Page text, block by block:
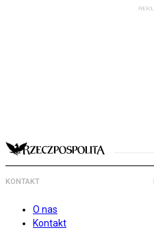
KONTAKT
O nas
Kontakt